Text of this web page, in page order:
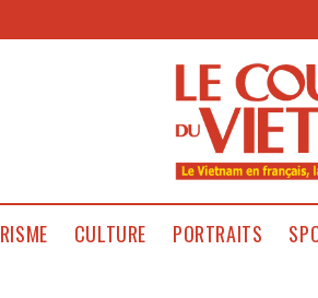
CULTURE PORTRAITS